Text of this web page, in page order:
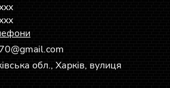
@gmail.com
обл., Харків, вулиця